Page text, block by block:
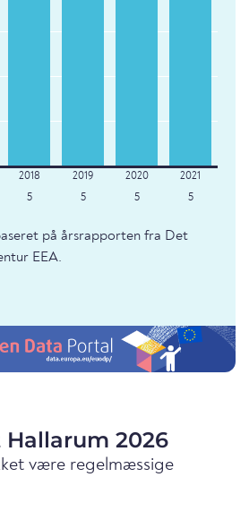
5 5 5 5
på årsrapporten fra Det
EEA.
2026
være regelmæssige